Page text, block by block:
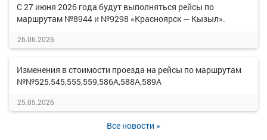
С 27 июня 2026 года будут выполняться рейсы по
маршрутам №8944 и №9298 «Красноярск — Кызыл».
26.06.2026
Изменения в стоимости проезда на рейсы по маршрутам
№№525,545,555,559,586А,588А,589А
25.05.2026
Все новости »